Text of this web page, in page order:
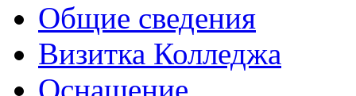
Общие сведения
Визитка Колледжа